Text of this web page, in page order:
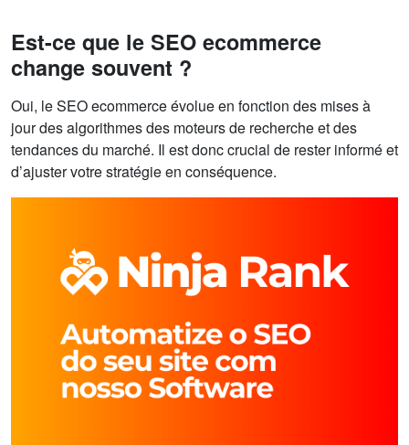
Est-ce que le SEO ecommerce
change souvent ?
Oui, le SEO ecommerce évolue en fonction des mises à
jour des algorithmes des moteurs de recherche et des
tendances du marché. Il est donc crucial de rester informé et
d’ajuster votre stratégie en conséquence.